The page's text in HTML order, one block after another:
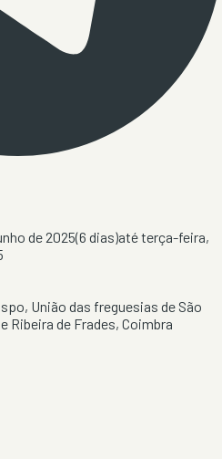
de 2025(6 dias)atéterça-feira,
, União das freguesias de São
Ribeira de Frades, Coimbra